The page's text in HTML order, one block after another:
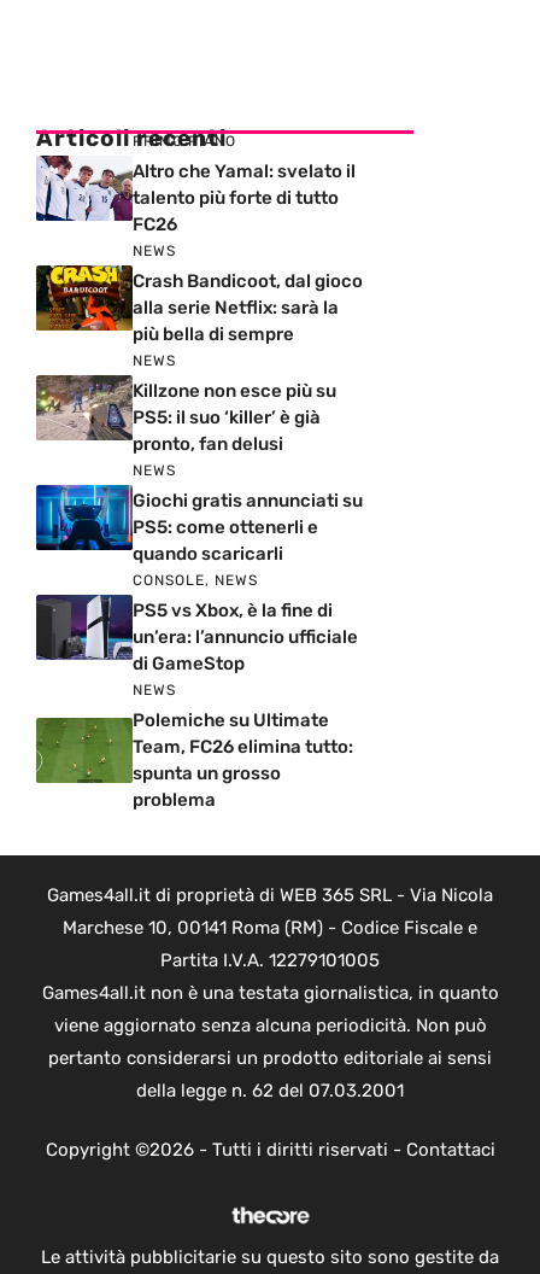
Articoli recenti
PRIMO PIANO
Altro che Yamal: svelato il
talento più forte di tutto
FC26
NEWS
Crash Bandicoot, dal gioco
alla serie Netflix: sarà la
più bella di sempre
NEWS
Killzone non esce più su
PS5: il suo ‘killer’ è già
pronto, fan delusi
NEWS
Giochi gratis annunciati su
PS5: come ottenerli e
quando scaricarli
CONSOLE, NEWS
PS5 vs Xbox, è la fine di
un’era: l’annuncio ufficiale
di GameStop
NEWS
Polemiche su Ultimate
Team, FC26 elimina tutto:
spunta un grosso
problema
Games4all.it di proprietà di WEB 365 SRL - Via Nicola
Marchese 10, 00141 Roma (RM) - Codice Fiscale e
Partita I.V.A. 12279101005
Games4all.it non è una testata giornalistica, in quanto
viene aggiornato senza alcuna periodicità. Non può
pertanto considerarsi un prodotto editoriale ai sensi
della legge n. 62 del 07.03.2001
Copyright ©2026 - Tutti i diritti riservati - Contattaci
Le attività pubblicitarie su questo sito sono gestite da